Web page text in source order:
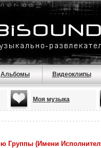
Альбомы Видеоклипы
Моя музыка
Группы (Имени